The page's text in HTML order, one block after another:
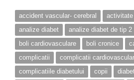
accident vascular- cerebral
analize diabet
analize diabet de tip 2
boli cardiovasculare
boli cronice
complicatii
complicatii
complicatiile diabetului
copii